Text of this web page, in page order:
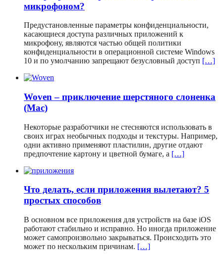
микрофоном?
Предустановленные параметры конфиденциальности,
касающиеся доступа различных приложений к
микрофону, являются частью общей политики
конфиденциальности в операционной системе Windows
10 и по умолчанию запрещают безусловный доступ […]
Woven – приключение шерстяного слоненка
(Mac)
Некоторые разработчики не стесняются использовать в
своих играх необычных подходы и текстуры. Например,
одни активно применяют пластилин, другие отдают
предпочтение картону и цветной бумаге, а […]
Что делать, если приложения вылетают? 5
простых способов
В основном все приложения для устройств на базе iOS
работают стабильно и исправно. Но иногда приложение
может самопроизвольно закрываться. Происходить это
может по нескольким причинам. […]